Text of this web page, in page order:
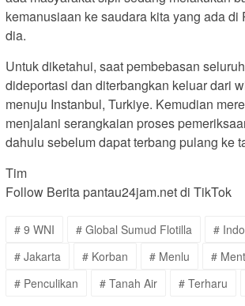
kemanusiaan ke saudara kita yang ada di
dia.
Untuk diketahui, saat pembebasan
dideportasi dan diterbangkan keluar dari
menuju Instanbul, Turkiye. Kemudian
menjalani serangkaian proses
dahulu sebelum dapat terbang pulang ke
Tim
Follow Berita pantau24jam.net di TikTok
# 9 WNI # Global Sumud Flotilla
#
# Jakarta
# Korban # Menlu
#
# Penculikan
# Tanah Air # Terharu